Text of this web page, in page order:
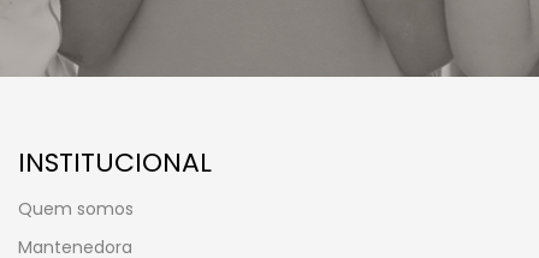
INSTITUCIONAL
Quem somos
Mantenedora